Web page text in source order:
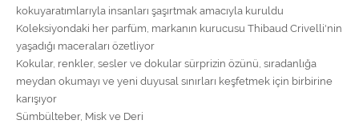
kokuyaratımlarıyla insanları şaşırtmak amacıyla kuruldu
Koleksiyondaki her parfüm, markanın kurucusu Thibaud Crivelli'nin
yaşadığı maceraları özetliyor
Kokular, renkler, sesler ve dokular sürprizin özünü, sıradanlığa
meydan okumayı ve yeni duyusal sınırları keşfetmek için birbirine
karışıyor
Sümbülteber, Misk ve Deri